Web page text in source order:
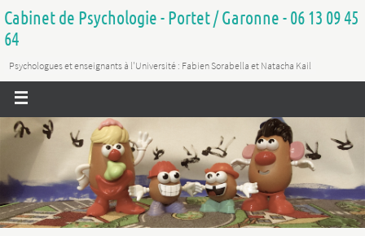
Cabinet de Psychologie - Portet / Garonne - 06 13 09 45
64
Psychologues et enseignants à l'Université : Fabien Sorabella et Natacha Kail